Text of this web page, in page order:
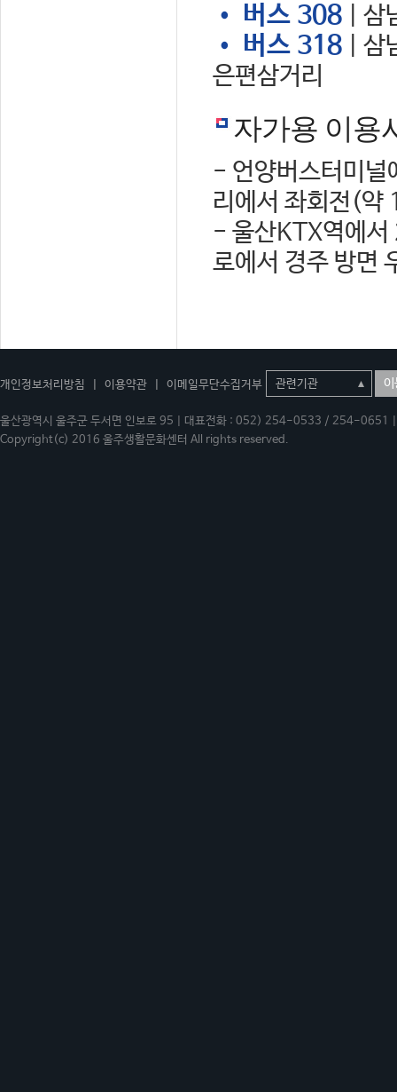
• 버스 308 | 삼
• 버스 318 | 삼
은편삼거리
자가용 이용
- 언양버스터미널
리에서 좌회전(약
- 울산KTX역에서
로에서 경주 방면
개인정보처리방침 이용약관 이메일무단수집거부 이
울산광역시 울주군 두서면 인보로 95 | 대표전화 : 052) 254-0533 / 254-
Copyright(c) 2016 울주생활문화센터 All rights reserved.